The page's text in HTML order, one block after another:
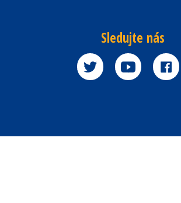
Sledujte nás